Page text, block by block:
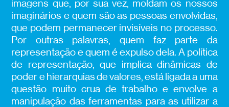
imagens que, por sua vez, moldam os nossos
imaginários e quem são as pessoas envolvidas,
que podem permanecer invisíveis no processo.
Por outras palavras, quem faz parte da
representação e quem é expulso dela. A política
de representação, que implica dinâmicas de
poder e hierarquias de valores, está ligada a uma
questão muito crua de trabalho e envolve a
manipulação das ferramentas para as utilizar a